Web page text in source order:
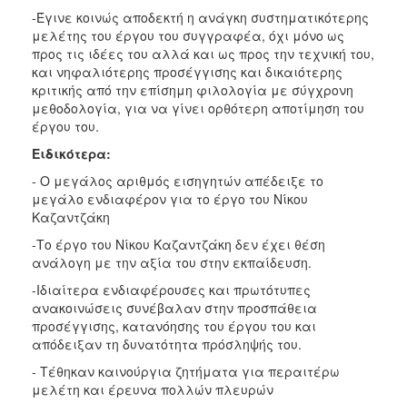
-Έγινε κοινώς αποδεκτή η ανάγκη συστηματικότερης
μελέτης του έργου του συγγραφέα, όχι μόνο ως
προς τις ιδέες του αλλά και ως προς την τεχνική του,
και νηφαλιότερης προσέγγισης και δικαιότερης
κριτικής από την επίσημη φιλολογία με σύγχρονη
μεθοδολογία, για να γίνει ορθότερη αποτίμηση του
έργου του.
Ειδικότερα:
- Ο μεγάλος αριθμός εισηγητών απέδειξε το
μεγάλο ενδιαφέρον για το έργο του Νίκου
Καζαντζάκη
-Το έργο του Νίκου Καζαντζάκη δεν έχει θέση
ανάλογη με την αξία του στην εκπαίδευση.
-Ιδιαίτερα ενδιαφέρουσες και πρωτότυπες
ανακοινώσεις συνέβαλαν στην προσπάθεια
προσέγγισης, κατανόησης του έργου του και
απόδειξαν τη δυνατότητα πρόσληψής του.
- Τέθηκαν καινούργια ζητήματα για περαιτέρω
μελέτη και έρευνα πολλών πλευρών